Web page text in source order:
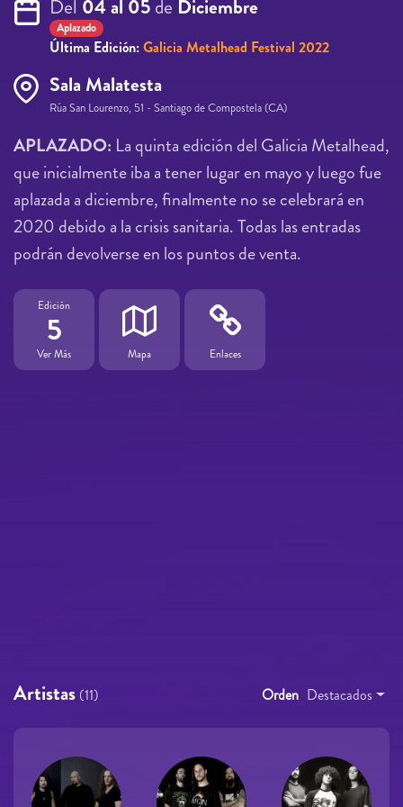
Del 04 al 05de Diciembre
Aplazado
Última Edición:Galicia Metalhead Festival 2022
Sala Malatesta
Rúa San Lourenzo, 51 - Santiago de Compostela (CA)
APLAZADO: La quinta edición del Galicia Metalhead,
que inicialmente iba a tener lugar en mayo y luego fue
aplazada a diciembre, finalmente no se celebrará en
2020 debido a la crisis sanitaria. Todas las entradas
podrán devolverse en los puntos de venta.
Edición
5
Ver Más Mapa Enlaces
Artistas (11) Orden Destacados